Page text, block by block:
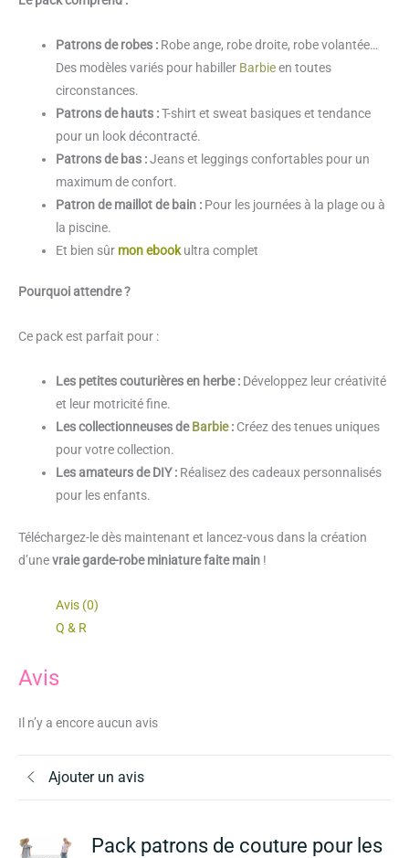
Patrons de robes : Robe ange, robe droite, robe volantée…
Des modèles variés pour habiller Barbieen toutes
circonstances.
Patrons de hauts :T-shirt et sweat basiques et tendance
pour un look décontracté.
Patrons de bas :Jeans et leggings confortables pour un
maximum de confort.
Patron de maillot de bain : Pour les journées à la plage ou à
la piscine.
Et bien sûr mon ebook ultra complet
Pourquoi attendre ?
Ce pack est parfait pour :
Les petites couturières en herbe : Développez leur créativité
et leur motricité fine.
Les collectionneuses deBarbie: Créez des tenues uniques
pour votre collection.
Les amateurs de DIY : Réalisez des cadeaux personnalisés
pour les enfants.
Téléchargez-le dès maintenant et lancez-vous dans la création
d’unevraie garde-robe miniature faite main !
Avis (0)
Q & R
Avis
Il n’y a encore aucun avis
Ajouter un avis
Pack patrons de couture pour les